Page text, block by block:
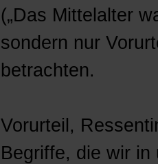
(„Das Mittelalter
sondern nur
betrachten.
Vorurteil,
Begriffe, die wir